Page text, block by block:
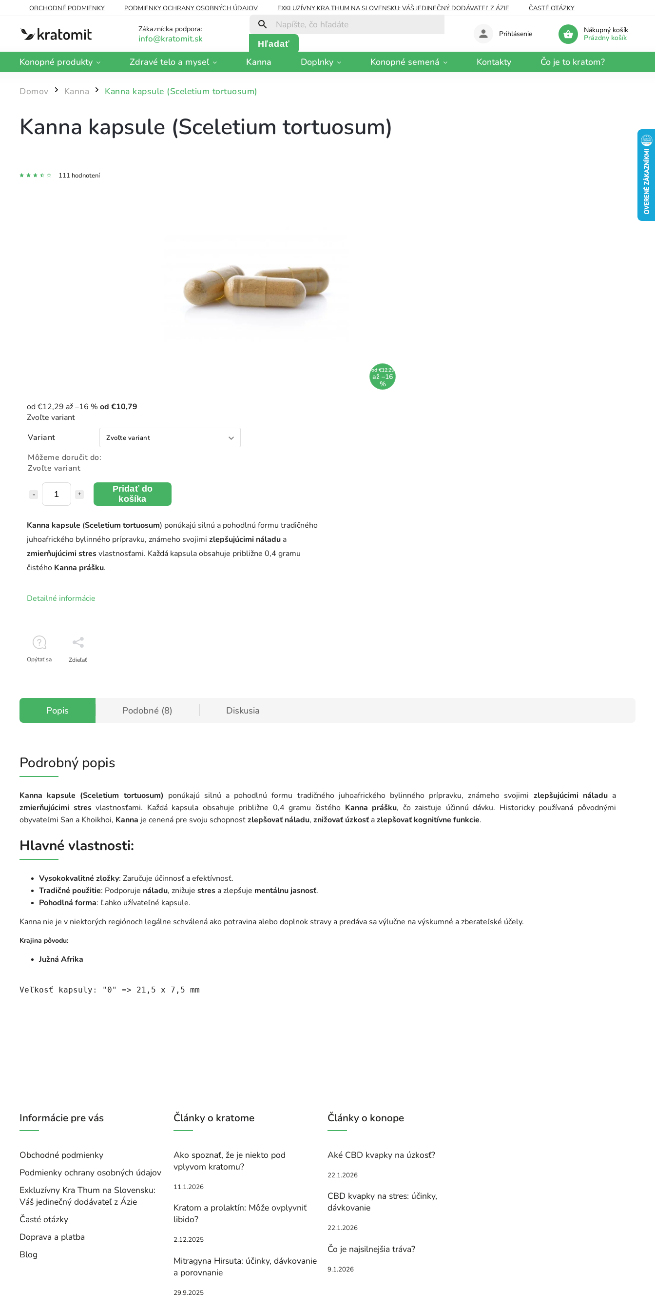
OBCHODNÉ PODMIENKY PODMIENKY OCHRANY OSOBNÝCH ÚDAJOV EXKLUZÍVNY KRA THUM NA SLOVENSKU: VÁŠ JEDINEČNÝ DODÁVATEĽ Z ÁZIE
ČASTÉ OTÁZKY
Zákaznícka podpora:
Hľadať
Nákupný košík
Prázdny košík
Prihlásenie
Konopné produkty Zdravé telo a myseľ Kanna Doplnky Konopné semená Kontakty Čo je to kratom?
Domov / Kanna / Kanna kapsule (Sceletium tortuosum)
Kanna kapsule (Sceletium tortuosum)
111 hodnotení
od €12,29
až –16
%
od €12,29 až –16 % od €10,79
Zvoľte variant
Variant
Môžeme doručiť do:
Zvoľte variant
Pridať do
košíka
Kanna kapsule (Sceletium tortuosum) ponúkajú silnú a pohodlnú formu tradičného
juhoafrického bylinného prípravku, známeho svojimi zlepšujúcimi náladu a
zmierňujúcimi stresvlastnosťami. Každá kapsula obsahuje približne 0,4 gramu
čistého Kanna prášku.
Detailné informácie
Opýtať sa Zdieľať
Popis Podobné (8) Diskusia
Podrobný popis
Kanna kapsule (Sceletium tortuosum) ponúkajú silnú a pohodlnú formu tradičného juhoafrického bylinného prípravku, známeho svojimi zlepšujúcimi náladua
zmierňujúcimi stresvlastnosťami. Každá kapsula obsahuje približne 0,4 gramu čistého Kanna prášku, čo zaisťuje účinnú dávku. Historicky používaná pôvodnými
obyvateľmi San a Khoikhoi, Kanna je cenená pre svoju schopnosťzlepšovať náladu, znižovať úzkosťazlepšovať kognitívne funkcie.
Hlavné vlastnosti:
Vysokokvalitné zložky: Zaručuje účinnosť a efektívnosť.
Tradičné použitie: Podporuje náladu, znižuje stres a zlepšuje mentálnu jasnosť.
Pohodlná forma: Ľahko užívateľné kapsule.
Kanna nie je v niektorých regiónoch legálne schválená ako potravina alebo doplnok stravy a predáva sa výlučne na výskumné a zberateľské účely.
Krajina pôvodu:
Južná Afrika
Veľkosť kapsuly: "0" => 21,5 x 7,5 mm
Informácie pre vás
Obchodné podmienky
Podmienky ochrany osobných údajov
Exkluzívny Kra Thum na Slovensku:
Váš jedinečný dodávateľ z Ázie
Časté otázky
Doprava a platba
Blog
Články o kratome
Ako spoznať, že je niekto pod
vplyvom kratomu?
11.1.2026
Kratom a prolaktín: Môže ovplyvniť
libido?
2.12.2025
Mitragyna Hirsuta: účinky, dávkovanie
a porovnanie
29.9.2025
Články o konope
Aké CBD kvapky na úzkosť?
22.1.2026
CBD kvapky na stres: účinky,
dávkovanie
22.1.2026
Čo je najsilnejšia tráva?
9.1.2026